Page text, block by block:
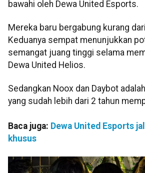
bawahi oleh Dewa United Esports.
Mereka baru bergabung kurang
Keduanya sempat menunjukkan
semangat juang tinggi selama
Dewa United Helios.
Sedangkan Noox dan Daybot
yang sudah lebih dari 2 tahun
Baca juga: Dewa United Esports
khusus